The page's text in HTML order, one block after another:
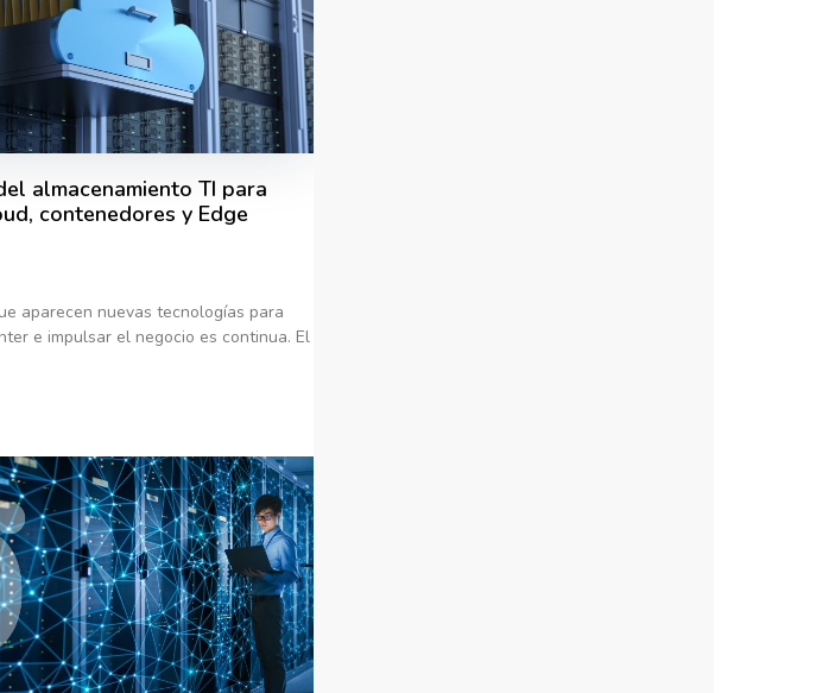
almacenamiento TI para
contenedores y Edge
aparecen nuevas tecnologías para
e impulsar el negocio es continua. El